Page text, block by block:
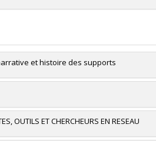
et histoire des supports
en sciences humaines du
Connexion
OUTILS ET CHERCHEURS EN RESEAU